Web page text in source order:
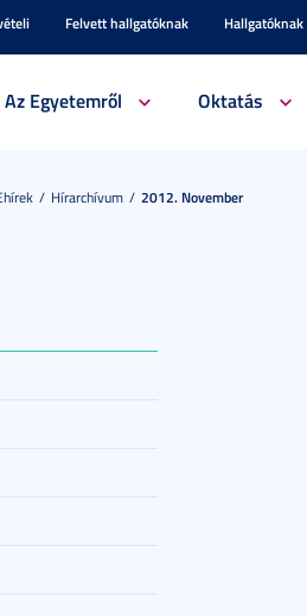
Felvett hallgatóknak Hallgatóknak
Az Egyetemről Oktatás
Hírarchívum 2012. November